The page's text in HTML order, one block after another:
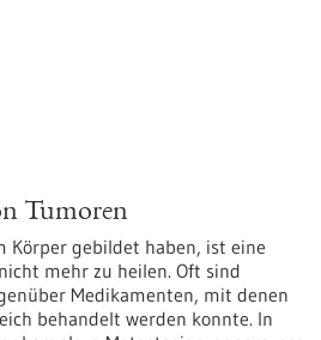
Tumoren
Körper gebildet haben, ist eine
mehr zu heilen. Oft sind
Medikamenten, mit denen
behandelt werden konnte. In